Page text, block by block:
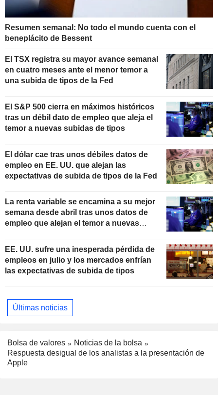
Resumen semanal: No todo el mundo cuenta con el
beneplácito de Bessent
El TSX registra su mayor avance semanal
en cuatro meses ante el menor temor a
una subida de tipos de la Fed
El S&P 500 cierra en máximos históricos
tras un débil dato de empleo que aleja el
temor a nuevas subidas de tipos
El dólar cae tras unos débiles datos de
empleo en EE. UU. que alejan las
expectativas de subida de tipos de la Fed
La renta variable se encamina a su mejor
semana desde abril tras unos datos de
empleo que alejan el temor a nuevas
EE. UU. sufre una inesperada pérdida de
empleos en julio y los mercados enfrían
las expectativas de subida de tipos
Últimas noticias
Bolsa de valores
Noticias de la bolsa
Respuesta desigual de los analistas a la presentación de
Apple